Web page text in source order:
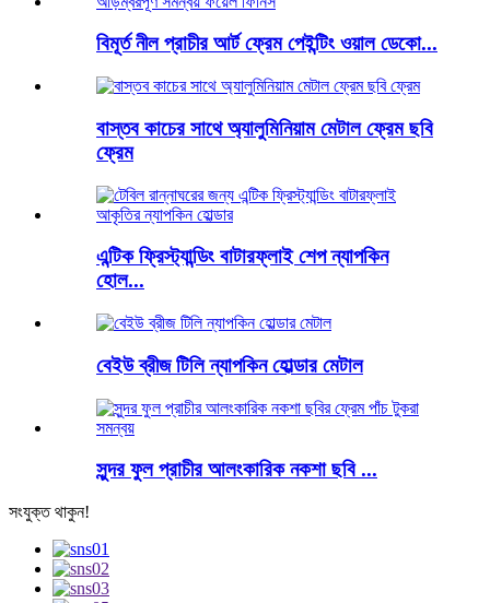
বিমূর্ত নীল প্রাচীর আর্ট ফ্রেম পেইন্টিং ওয়াল ডেকো...
বাস্তব কাচের সাথে অ্যালুমিনিয়াম মেটাল ফ্রেম ছবি
ফ্রেম
এন্টিক ফ্রিস্ট্যান্ডিং বাটারফ্লাই শেপ ন্যাপকিন
হোল...
বেইউ ব্রীজ টিলি ন্যাপকিন হোল্ডার মেটাল
সুন্দর ফুল প্রাচীর আলংকারিক নকশা ছবি ...
সংযুক্ত থাকুন!